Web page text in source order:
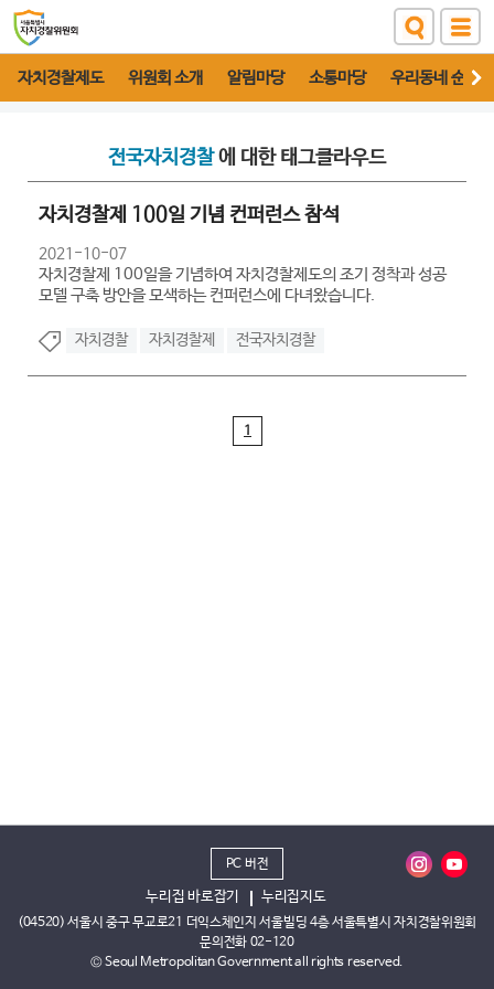
자치경찰제도 위원회 소개 알림마당 소통마당 우리동네 순찰대
전국자치경찰에 대한 태그클라우드
자치경찰제 100일 기념 컨퍼런스 참석
2021-10-07
자치경찰제 100일을 기념하여 자치경찰제도의 조기 정착과 성공
모델 구축 방안을 모색하는 컨퍼런스에 다녀왔습니다.
자치경찰 자치경찰제 전국자치경찰
1
PC 버전
누리집 바로잡기 누리집지도
(04520) 서울시 중구 무교로21 더익스체인지 서울빌딩 4층 서울특별시 자치경찰위원회
문의전화 02-120
© Seoul Metropolitan Government all rights reserved.